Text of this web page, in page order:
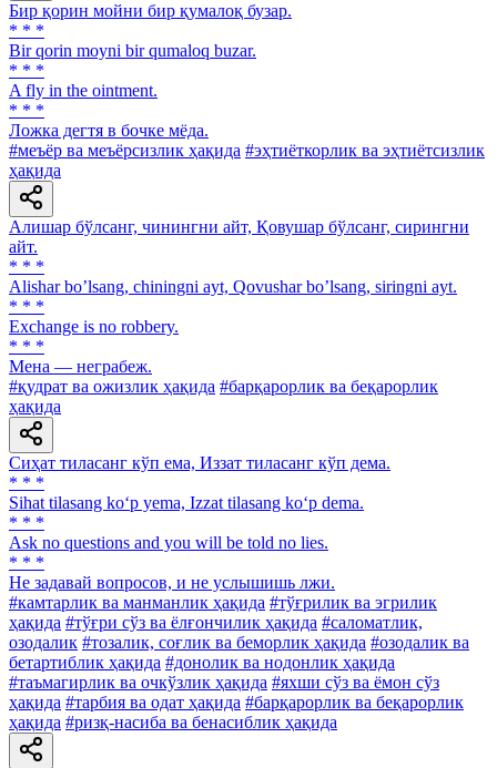
Бир қорин мойни бир қумалоқ бузар.
* * *
Bir qorin moyni bir qumaloq buzar.
* * *
A fly in the ointment.
* * *
Ложка дегтя в бочке мёда.
#меъёр ва меъёрсизлик ҳақида #эҳтиёткорлик ва эҳтиётсизлик
ҳақида
Алишар бўлсанг, чинингни айт, Қовушар бўлсанг, сирингни
айт.
* * *
Alishar bo’lsang, chiningni ayt, Qovushar bo’lsang, siringni ayt.
* * *
Exchange is no robbery.
* * *
Мена — неграбеж.
#қудрат ва ожизлик ҳақида #барқарорлик ва беқарорлик
ҳақида
Сиҳат тиласанг кўп ема, Иззат тиласанг кўп дема.
* * *
Sihat tilasang ko‘p yema, Izzat tilasang ko‘p dema.
* * *
Ask no questions and you will be told no lies.
* * *
He задавай вопросов, и не услышишь лжи.
#камтарлик ва манманлик ҳақида #тўғрилик ва эгрилик
ҳақида #тўғри сўз ва ёлғончилик ҳақида #саломатлик,
озодалик #тозалик, соғлик ва беморлик ҳақида #озодалик ва
бетартиблик ҳақида #донолик ва нодонлик ҳақида
#таъмагирлик ва очкўзлик ҳақида #яхши сўз ва ёмон сўз
ҳақида #тарбия ва одат ҳақида #барқарорлик ва беқарорлик
ҳақида #ризқ-насиба ва бенасиблик ҳақида